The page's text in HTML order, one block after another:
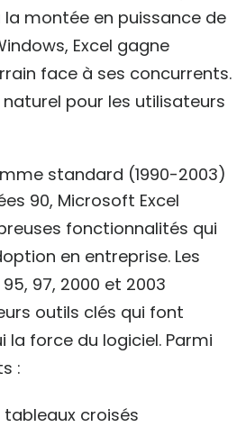
montée en puissance de
Excel gagne
face à ses concurrents.
pour les utilisateurs
standard (1990-2003)
90, Microsoft Excel
fonctionnalités qui
en entreprise. Les
97, 2000 et 2003
outils clés qui font
la force du logiciel. Parmi
:
tableaux croisés